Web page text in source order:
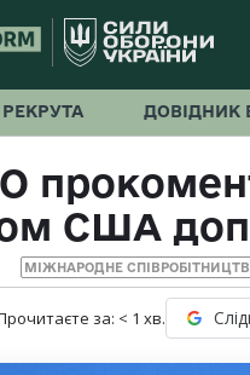
ДОВІДНИК
США
МІЖНАРОДНЕ
за: < 1 хв.